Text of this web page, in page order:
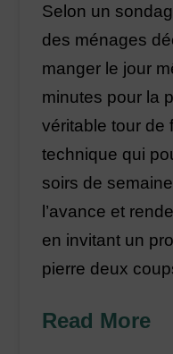
Selon un
des ménages
manger le jour
minutes pour la
véritable tour de
technique qui
soirs de
l’avance et
en invitant un
pierre deux
Read More